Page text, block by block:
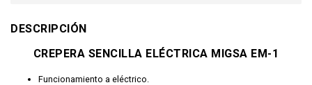
DESCRIPCIÓN
CREPERA SENCILLA ELÉCTRICA MIGSA EM-1
Funcionamiento a eléctrico.